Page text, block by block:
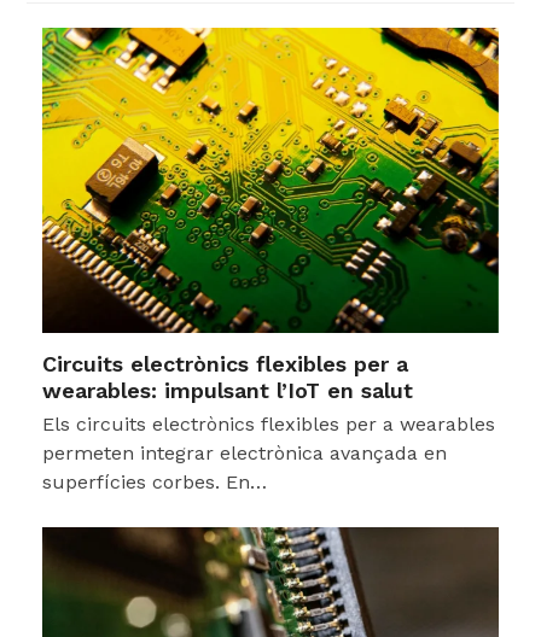
Circuits electrònics flexibles per a
wearables: impulsant l’IoT en salut
Els circuits electrònics flexibles per a wearables
permeten integrar electrònica avançada en
superfícies corbes. En…